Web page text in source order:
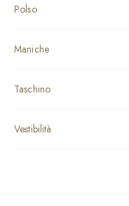
Polso
Maniche
Taschino
Vestibilità